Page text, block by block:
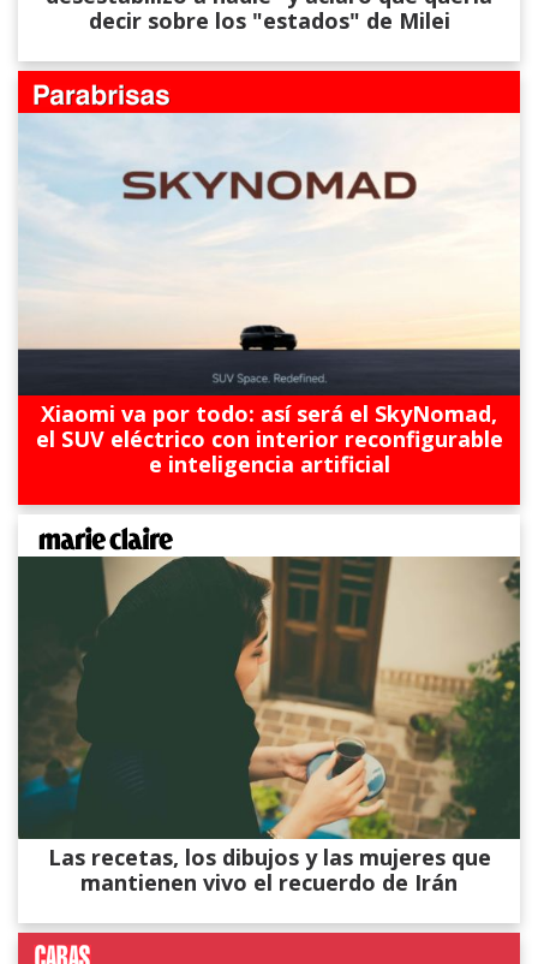
decir sobre los "estados" de Milei
Xiaomi va por todo: así será el SkyNomad,
el SUV eléctrico con interior reconfigurable
e inteligencia artificial
Las recetas, los dibujos y las mujeres que
mantienen vivo el recuerdo de Irán